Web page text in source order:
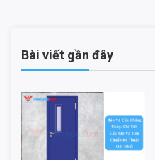
Bài viết gần đây